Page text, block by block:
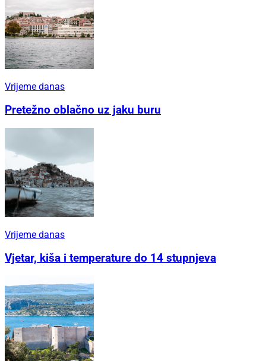
Vrijeme danas
Pretežno oblačno uz jaku buru
Vrijeme danas
Vjetar, kiša i temperature do 14 stupnjeva